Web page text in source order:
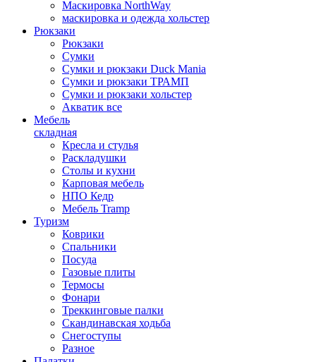
Маскировка NorthWay
маскировка и одежда хольстер
Рюкзаки
Рюкзаки
Сумки
Сумки и рюкзаки Duck Mania
Сумки и рюкзаки ТРАМП
Сумки и рюкзаки хольстер
Акватик все
Мебель
складная
Кресла и стулья
Раскладушки
Столы и кухни
Карповая мебель
НПО Кедр
Мебель Tramp
Туризм
Коврики
Спальники
Посуда
Газовые плиты
Термосы
Фонари
Треккинговые палки
Скандинавская ходьба
Снегоступы
Разное